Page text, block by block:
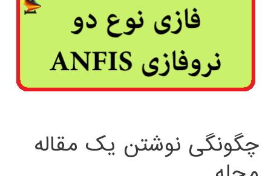
چگونگی نوشتن یک مقاله